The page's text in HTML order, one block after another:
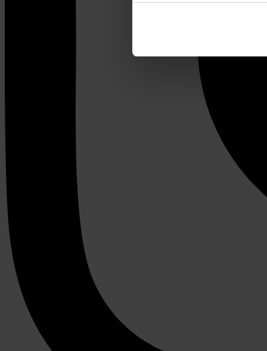
Uw apparaat
Lees meer over hoe uw
We gebruiken cookies om
websiteverkeer te
media, adverteren en
verstrekt of die ze hebben